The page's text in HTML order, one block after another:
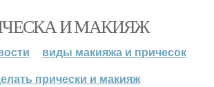
И МАКИЯЖ
виды макияжа и причесок
прически и макияж